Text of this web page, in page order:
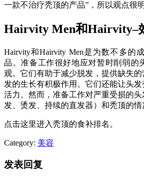
一款不治疗秃顶的产品”，所以观点很明
Hairvity Men和Hairvity–
Hairvity和Hairvity Men是为数不多的
品。准备工作很好地应对暂时削弱的
观。它们有助于减少脱发，提供缺失
发的生长有积极作用。它们还能让头
活力。然而，准备工作对严重受损的
发、烫发、持续的直发器）和秃顶的情
点击这里进入秃顶的食补排名。
Category: 美容
发表回复